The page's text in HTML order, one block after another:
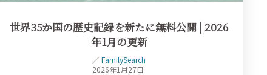
世界35か国の歴史記録を新たに無料公開 | 2026
年1月の更新
／FamilySearch
2026年1月27日